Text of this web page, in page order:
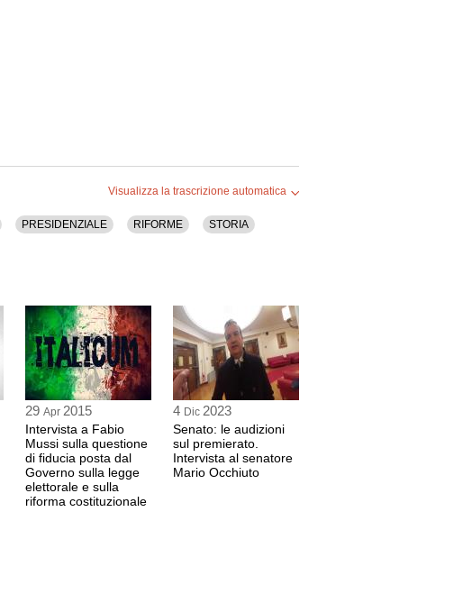
Visualizza la trascrizione automatica
PRESIDENZIALE RIFORME STORIA
29 Apr 2015
Intervista a Fabio
Mussi sulla questione
di fiducia posta dal
Governo sulla legge
elettorale e sulla
riforma costituzionale
4 Dic 2023
Senato: le audizioni
sul premierato.
Intervista al senatore
Mario Occhiuto